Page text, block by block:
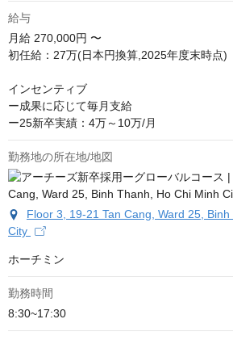
給与
月給 270,000円 〜
初任給：27万(日本円換算,2025年度末時点)
インセンティブ
ー成果に応じて毎月支給
ー25新卒実績：4万～10万/月
勤務地の所在地/地図
Floor 3, 19-21 Tan Cang, Ward 25,
City
ホーチミン
勤務時間
8:30~17:30